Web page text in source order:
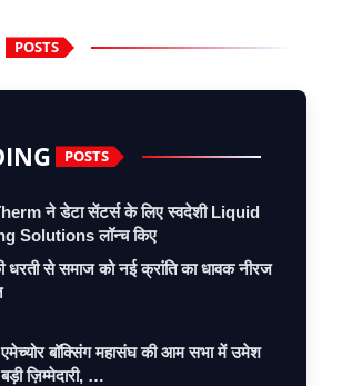
POSTS
POSTS
ने डेटा सेंटर्स के लिए स्वदेशी Liquid
Solutions लॉन्च किए
धरती से समाज को नई क्रांति का धावक नीरज
एमेच्योर बॉक्सिंग महासंघ की आम सभा में उमेश
ज़िम्मेदारी, …